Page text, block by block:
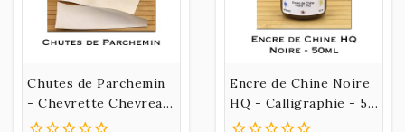
Chutes de Parchemin
- Chevrette Chevreau
Chèvre
Encre de Chine Noire
HQ - Calligraphie - 50
ml